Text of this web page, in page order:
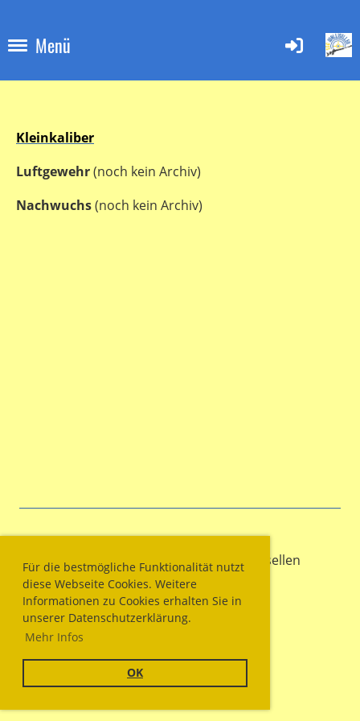
Für die bestmögliche Funktionalität nutzt
diese Webseite Cookies. Weitere
Informationen zu Cookies erhalten Sie in
unserer Datenschutzerklärung.
Mehr Infos
OK
Menü
Kleinkaliber
Luftgewehr(noch kein Archiv)
Nachwuchs(noch kein Archiv)
© Sportschützengesellschaft Wallisellen